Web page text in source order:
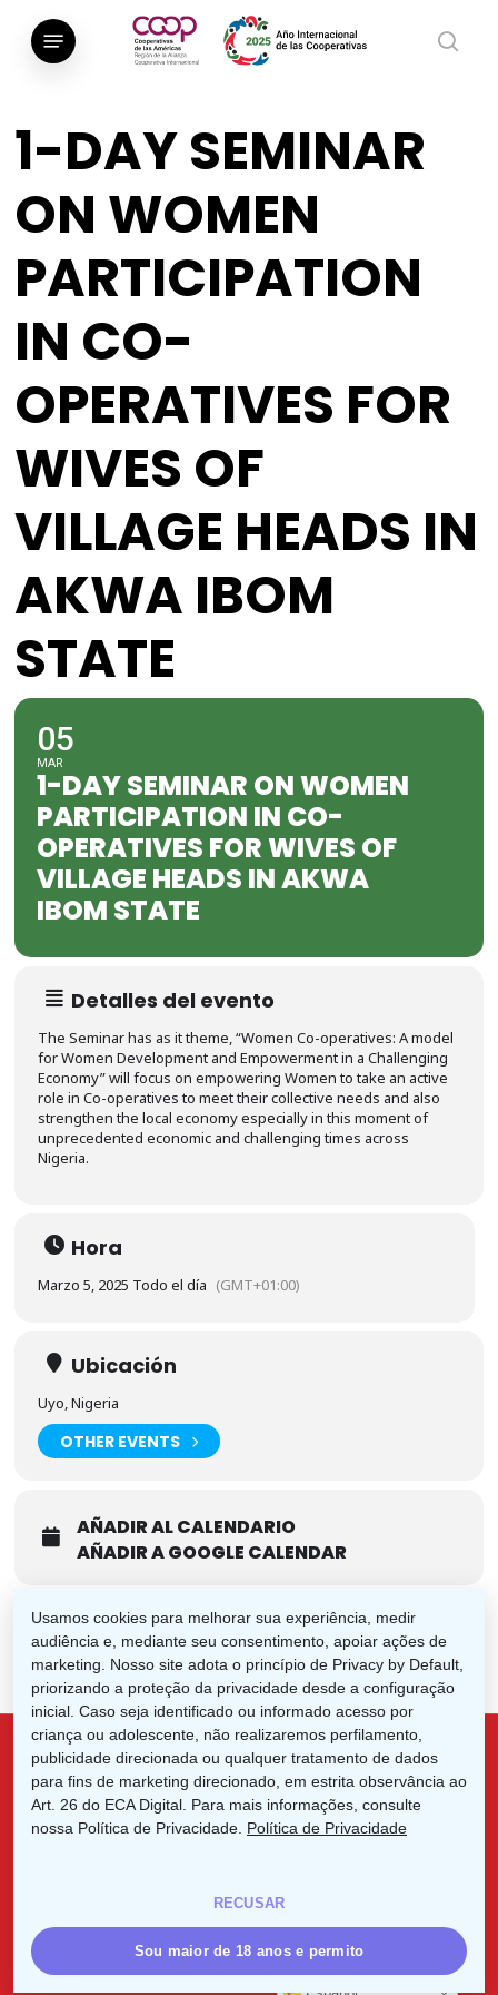
Menú
1-DAY SEMINAR
ON WOMEN
PARTICIPATION
IN CO-
OPERATIVES FOR
WIVES OF
VILLAGE HEADS IN
AKWA IBOM
STATE
05
MAR
1-DAY SEMINAR ON WOMEN
PARTICIPATION IN CO-
OPERATIVES FOR WIVES OF
VILLAGE HEADS IN AKWA
IBOM STATE
Detalles del evento
The Seminar has as it theme, “Women Co-operatives: A model
for Women Development and Empowerment in a Challenging
Economy” will focus on empowering Women to take an active
role in Co-operatives to meet their collective needs and also
strengthen the local economy especially in this moment of
unprecedented economic and challenging times across
Nigeria.
Hora
Marzo 5, 2025 Todo el día (GMT+01:00)
Ubicación
Uyo, Nigeria
OTHER EVENTS
AÑADIR AL CALENDARIO
AÑADIR A GOOGLE CALENDAR
x-
twitter
facebook linkedin instagram
Usamos cookies para melhorar sua experiência, medir
audiência e, mediante seu consentimento, apoiar ações de
marketing. Nosso site adota o princípio de Privacy by Default,
priorizando a proteção da privacidade desde a configuração
inicial. Caso seja identificado ou informado acesso por
criança ou adolescente, não realizaremos perfilamento,
publicidade direcionada ou qualquer tratamento de dados
para fins de marketing direcionado, em estrita observância ao
Art. 26 do ECA Digital. Para mais informações, consulte
nossa Política de Privacidade. Política de Privacidade
RECUSAR
Sou maior de 18 anos e permito